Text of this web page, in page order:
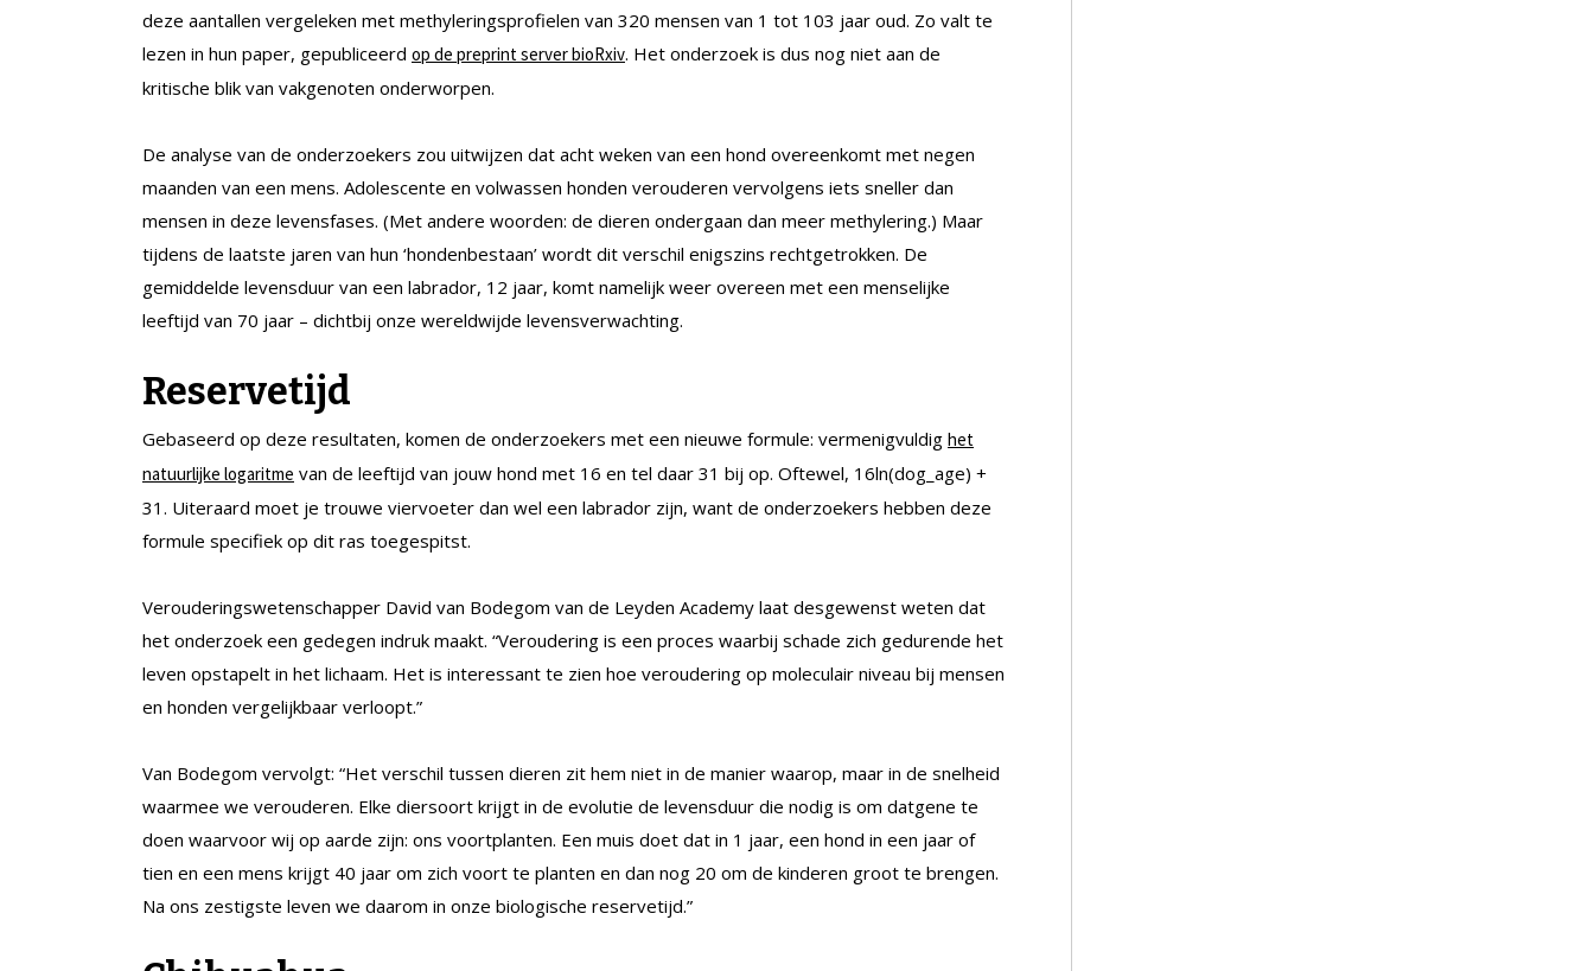
deze aantallen vergeleken met methyleringsprofielen van 320 mensen van 1 tot 103 jaar oud. Zo valt te
lezen in hun paper, gepubliceerd op de preprint server bioRxiv. Het onderzoek is dus nog niet aan de
kritische blik van vakgenoten onderworpen.
De analyse van de onderzoekers zou uitwijzen dat acht weken van een hond overeenkomt met negen
maanden van een mens. Adolescente en volwassen honden verouderen vervolgens iets sneller dan
mensen in deze levensfases. (Met andere woorden: de dieren ondergaan dan meer methylering.) Maar
tijdens de laatste jaren van hun ‘hondenbestaan’ wordt dit verschil enigszins rechtgetrokken. De
gemiddelde levensduur van een labrador, 12 jaar, komt namelijk weer overeen met een menselijke
leeftijd van 70 jaar – dichtbij onze wereldwijde levensverwachting.
Reservetijd
Gebaseerd op deze resultaten, komen de onderzoekers met een nieuwe formule: vermenigvuldig het
natuurlijke logaritme van de leeftijd van jouw hond met 16 en tel daar 31 bij op. Oftewel, 16ln(dog_age) +
31. Uiteraard moet je trouwe viervoeter dan wel een labrador zijn, want de onderzoekers hebben deze
formule specifiek op dit ras toegespitst.
Verouderingswetenschapper David van Bodegom van de Leyden Academy laat desgewenst weten dat
het onderzoek een gedegen indruk maakt. “Veroudering is een proces waarbij schade zich gedurende het
leven opstapelt in het lichaam. Het is interessant te zien hoe veroudering op moleculair niveau bij mensen
en honden vergelijkbaar verloopt.”
Van Bodegom vervolgt: “Het verschil tussen dieren zit hem niet in de manier waarop, maar in de snelheid
waarmee we verouderen. Elke diersoort krijgt in de evolutie de levensduur die nodig is om datgene te
doen waarvoor wij op aarde zijn: ons voortplanten. Een muis doet dat in 1 jaar, een hond in een jaar of
tien en een mens krijgt 40 jaar om zich voort te planten en dan nog 20 om de kinderen groot te brengen.
Na ons zestigste leven we daarom in onze biologische reservetijd.”